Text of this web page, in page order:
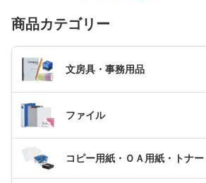
商品カテゴリー
文房具・事務用品
ファイル
コピー用紙・ＯＡ用紙・トナー